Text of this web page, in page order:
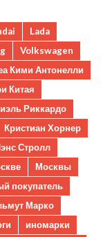
Lada
Volkswagen
Кими Антонелли
Китая
Риккардо
Кристиан Хорнер
Стролл
Москвы
покупатель
Марко
иномарки